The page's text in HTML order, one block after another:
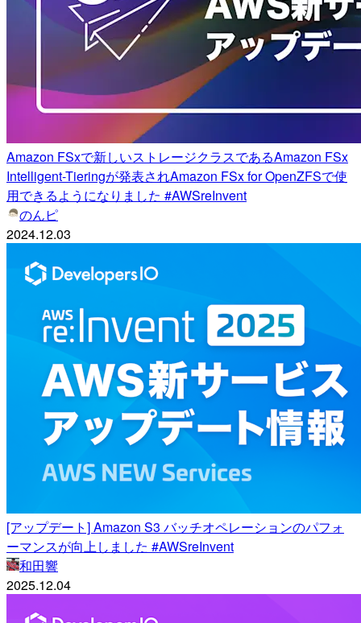
Amazon FSxで新しいストレージクラスであるAmazon FSx
Intelligent-Tieringが発表されAmazon FSx for OpenZFSで使
用できるようになりました #AWSreInvent
のんピ
2024.12.03
[アップデート] Amazon S3 バッチオペレーションのパフォ
ーマンスが向上しました #AWSreInvent
和田響
2025.12.04